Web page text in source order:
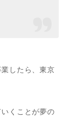
したら、東京
くことが夢の